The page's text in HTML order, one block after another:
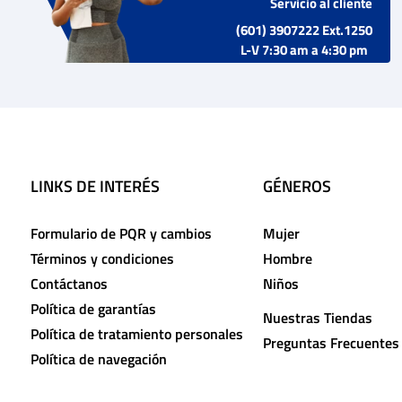
(601) 3907222 Ext.1250
L-V 7:30 am a 4:30 pm
LINKS DE INTERÉS
Formulario de PQR y cambios
Términos y condiciones
Contáctanos
Política de garantías
Política de tratamiento personales
Política de navegación
GÉNEROS
Mujer
Hombre
Niños
Nuestras Tiendas
Preguntas Frecuentes